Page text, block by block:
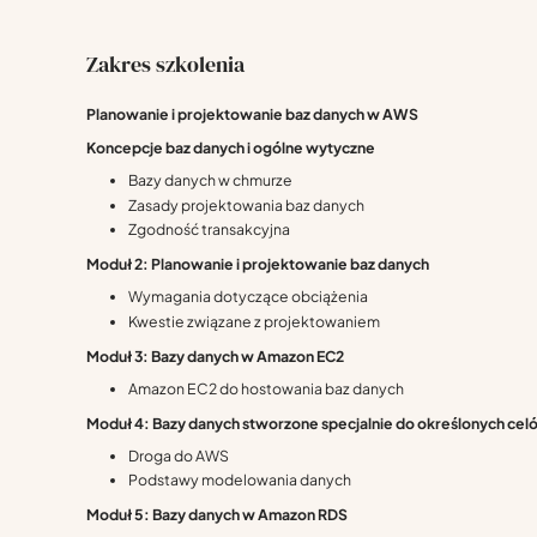
Zakres szkolenia
Planowanie i projektowanie baz danych w AWS
Koncepcje baz danych i ogólne wytyczne
Bazy danych w chmurze
Zasady projektowania baz danych
Zgodność transakcyjna
Moduł 2: Planowanie i projektowanie baz danych
Wymagania dotyczące obciążenia
Kwestie związane z projektowaniem
Moduł 3: Bazy danych w Amazon EC2
Amazon EC2 do hostowania baz danych
Moduł 4: Bazy danych stworzone specjalnie do określonych
Droga do AWS
Podstawy modelowania danych
Moduł 5: Bazy danych w Amazon RDS